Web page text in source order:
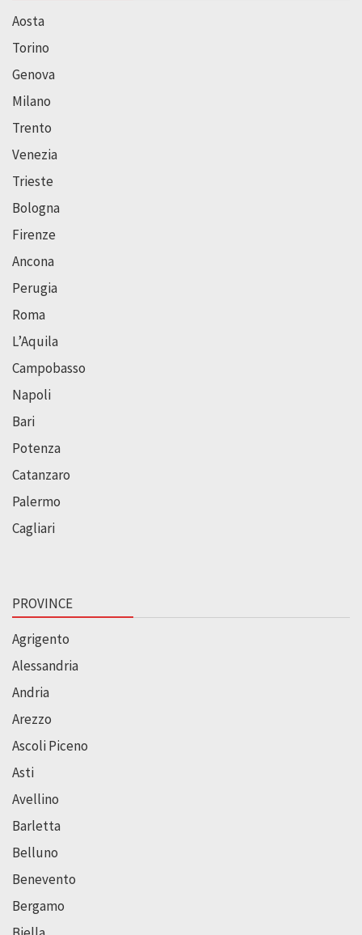
Aosta
Torino
Genova
Milano
Trento
Venezia
Trieste
Bologna
Firenze
Ancona
Perugia
Roma
L’Aquila
Campobasso
Napoli
Bari
Potenza
Catanzaro
Palermo
Cagliari
PROVINCE
Agrigento
Alessandria
Andria
Arezzo
Ascoli Piceno
Asti
Avellino
Barletta
Belluno
Benevento
Bergamo